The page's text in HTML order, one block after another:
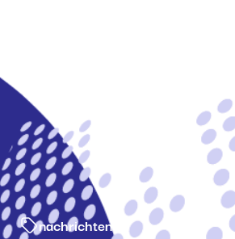
nachrichten